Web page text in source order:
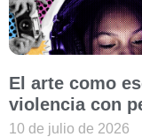
El arte como
violencia con
10 de julio de 2026